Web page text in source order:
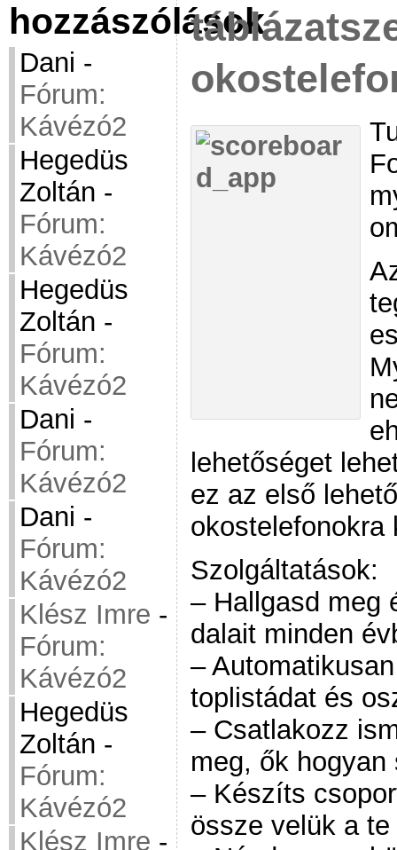
hozzászólások
Dani -
Fórum:
Kávézó2
Hegedüs
Zoltán -
Fórum:
Kávézó2
Hegedüs
Zoltán -
Fórum:
Kávézó2
Dani -
Fórum:
Kávézó2
Dani -
Fórum:
Kávézó2
Klész Imre -
Fórum:
Kávézó2
Hegedüs
Zoltán -
Fórum:
Kávézó2
Klész Imre -
lehetőséget
ez az első
okostelefonokra
Szolgáltatások:
– Hallgasd meg
dalait minden
–
toplistádat és
– Csatlakozz
meg, ők hogyan
– Készíts
össze velük a